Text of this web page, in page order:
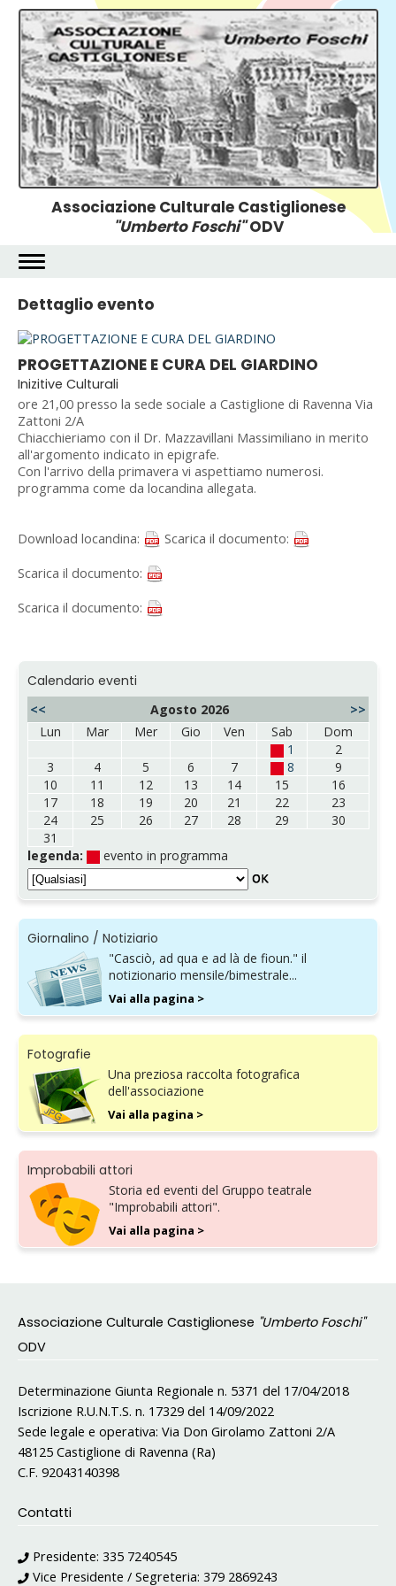
Associazione Culturale Castiglionese
"Umberto Foschi"ODV
Calendario eventi
<< Agosto 2026
>>
Lun
Mar Mer Gio Ven Sab
Dom
1
2
3
4 5 6 7 8
9
10
11 12 13 14 15
16
17
18 19 20 21 22
23
24
25 26 27 28 29
30
31
legenda:
evento in programma
Giornalino / Notiziario
"Casciò, ad qua e ad là de fioun." il
notizionario mensile/bimestrale...
Vai alla pagina >
Fotografie
Una preziosa raccolta fotografica
dell'associazione
Vai alla pagina >
Improbabili attori
Storia ed eventi del Gruppo teatrale
"Improbabili attori".
Vai alla pagina >
Dettaglio evento
PROGETTAZIONE E CURA DEL GIARDINO
Inizitive Culturali
ore 21,00 presso la sede sociale a Castiglione di Ravenna Via
Zattoni 2/A
Chiacchieriamo con il Dr. Mazzavillani Massimiliano in merito
all'argomento indicato in epigrafe.
Con l'arrivo della primavera vi aspettiamo numerosi.
programma come da locandina allegata.
Download locandina: Scarica il documento:
Scarica il documento:
Scarica il documento:
Associazione Culturale Castiglionese "Umberto Foschi"
ODV
Determinazione Giunta Regionale n. 5371 del 17/04/2018
Iscrizione R.U.N.T.S. n. 17329 del 14/09/2022
Sede legale e operativa: Via Don Girolamo Zattoni 2/A
48125 Castiglione di Ravenna (Ra)
C.F. 92043140398
Contatti
Presidente: 335 7240545
Vice Presidente / Segreteria: 379 2869243